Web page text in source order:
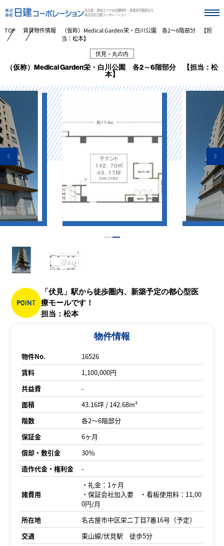
名古屋・東海エリアの店舗物件・事業用不動産なら
株式会社日建コーポレーション
TOP 賃貸物件情報
（仮称）Medical Garden栄・白川公園 各2～6階部分 【担
当：松本】
伏見・丸の内
（仮称）Medical Garden栄・白川公園 各2～6階部分 【担当：松
本】
POINT
「伏見」駅から徒歩圏内、新築予定の都心型医
療モールです！
担当：松本
物件情報
物件No.
16526
賃料
1,100,000円
共益費
-
面積
43.16坪 / 142.68m²
階数
各2～6階部分
保証金
6ヶ月
償却・敷引金
30％
造作代金・権利金
-
諸費用
・礼金：1ヶ月
・保証会社加入要 ・看板使用料：11,00
0円/月
所在地
名古屋市中区栄二丁目7番16号（予定）
交通
東山線/伏見駅 徒歩5分